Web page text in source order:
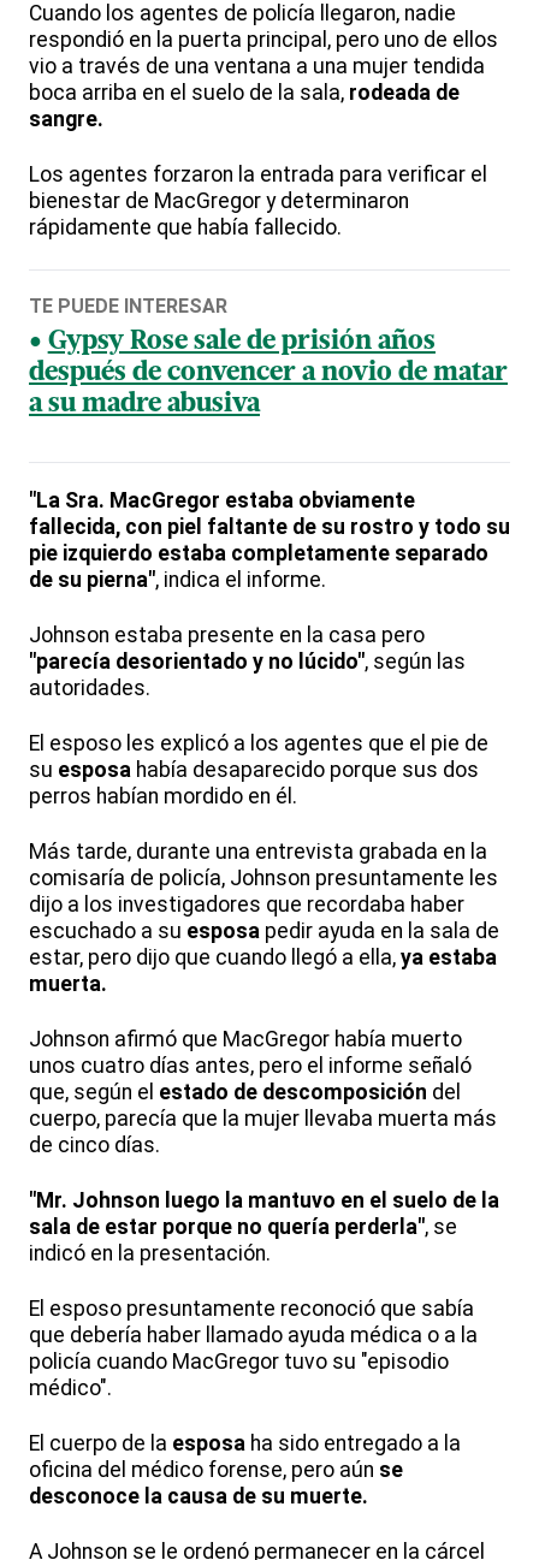
Cuando los agentes de policía llegaron, nadie
respondió en la puerta principal, pero uno de ellos
vio a través de una ventana a una mujer tendida
boca arriba en el suelo de la sala, rodeada de
sangre.
Los agentes forzaron la entrada para verificar el
bienestar de MacGregor y determinaron
rápidamente que había fallecido.
TE PUEDE INTERESAR
Gypsy Rose sale de prisión años
después de convencer a novio de matar
a su madre abusiva
"La Sra. MacGregor estaba obviamente
fallecida, con piel faltante de su rostro y todo su
pie izquierdo estaba completamente separado
de su pierna", indica el informe.
Johnson estaba presente en la casa pero
"parecía desorientado y no lúcido", según las
autoridades.
El esposo les explicó a los agentes que el pie de
su esposa había desaparecido porque sus dos
perros habían mordido en él.
Más tarde, durante una entrevista grabada en la
comisaría de policía, Johnson presuntamente les
dijo a los investigadores que recordaba haber
escuchado a su esposa pedir ayuda en la sala de
estar, pero dijo que cuando llegó a ella, ya estaba
muerta.
Johnson afirmó que MacGregor había muerto
unos cuatro días antes, pero el informe señaló
que, según el estado de descomposición del
cuerpo, parecía que la mujer llevaba muerta más
de cinco días.
"Mr. Johnson luego la mantuvo en el suelo de la
sala de estar porque no quería perderla", se
indicó en la presentación.
El esposo presuntamente reconoció que sabía
que debería haber llamado ayuda médica o a la
policía cuando MacGregor tuvo su "episodio
médico".
El cuerpo de la esposa ha sido entregado a la
oficina del médico forense, pero aún se
desconoce la causa de su muerte.
A Johnson se le ordenó permanecer en la cárcel